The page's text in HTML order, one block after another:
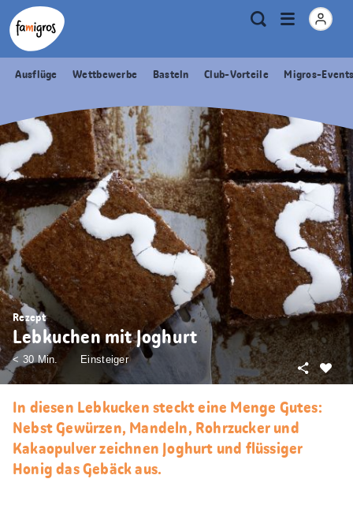
Sprungmarken
Navigation
Header
Logo
Meta
Navigation
Suche
Menu
öffnen
Ausflüge Wettbewerbe Basteln Club-Vorteile Migros-
Rezept
Lebkuchen mit Joghurt
< 30 Min.
Einsteiger
Als
Teilen
In diesen Lebkucken steckt eine Menge Gutes:
Nebst Gewürzen, Mandeln, Rohrzucker und
Kakaopulver zeichnen Joghurt und flüssiger
Honig das Gebäck aus.